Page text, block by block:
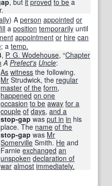
, butit proved to be a
) A person appointed or
a position temporarily until
appointment or hire can
; a temp.
, P. G. Wodehouse, “Chapter
A Prefect's Uncle:
As witness the following.
Mr Strudwick, the regular
master of the form,
happened on one
occasion to be away for a
couple of days,and a
stop-gap wasput in in his
place. The name of the
stop-gap was Mr
Somerville Smith. He and
Farnieexchanged an
unspoken declaration of
war almost immediately.